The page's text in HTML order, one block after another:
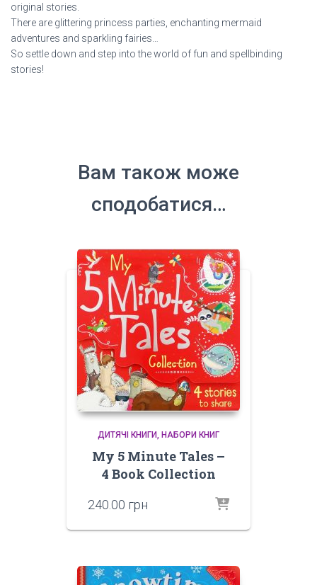
original stories.
There are glittering princess parties, enchanting mermaid
adventures and sparkling fairies…
So settle down and step into the world of fun and spellbinding
stories!
Вам також може
сподобатися…
ДИТЯЧІ КНИГИ НАБОРИ КНИГ
My 5 Minute Tales –
4 Book Collection
240.00 грн